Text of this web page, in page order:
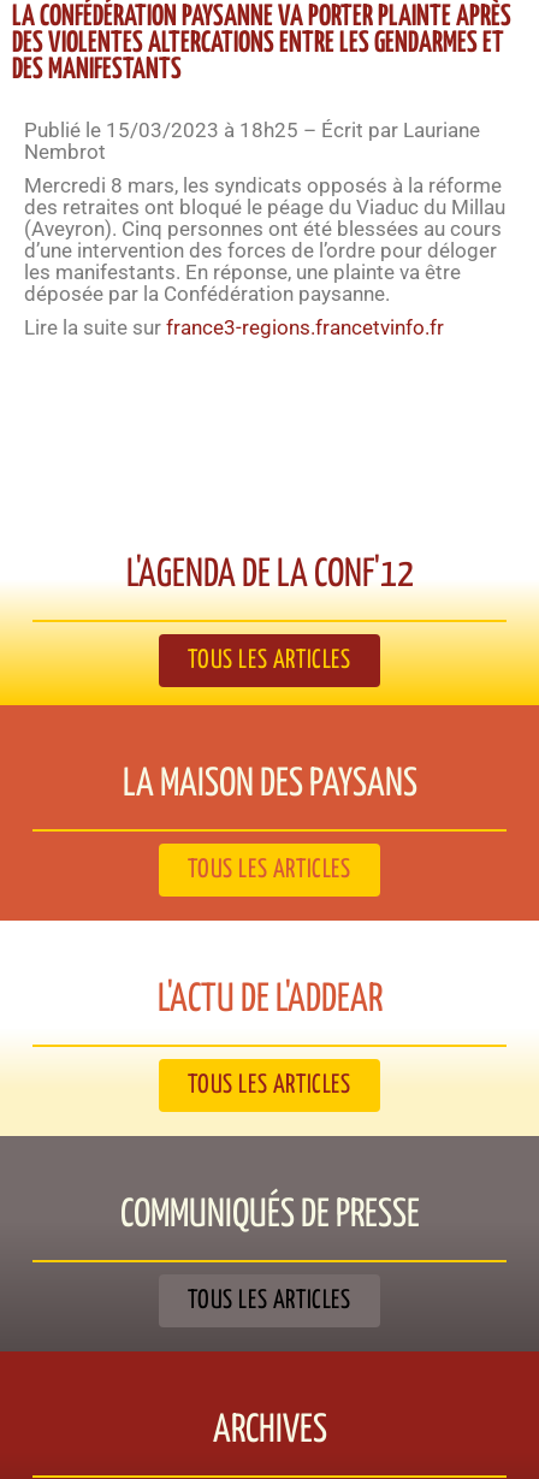
LA CONFÉDÉRATION PAYSANNE VA PORTER PLAINTE APRÈS
DES VIOLENTES ALTERCATIONS ENTRE LES GENDARMES ET
DES MANIFESTANTS
Publié le 15/03/2023 à 18h25 – Écrit par Lauriane
Nembrot
Mercredi 8 mars, les syndicats opposés à la réforme
des retraites ont bloqué le péage du Viaduc du Millau
(Aveyron). Cinq personnes ont été blessées au cours
d’une intervention des forces de l’ordre pour déloger
les manifestants. En réponse, une plainte va être
déposée par la Confédération paysanne.
Lire la suite sur france3-regions.francetvinfo.fr
L'AGENDA DE LA CONF'12​
TOUS LES ARTICLES
LA MAISON DES PAYSANS​
TOUS LES ARTICLES
L'ACTU DE L'ADDEAR​
TOUS LES ARTICLES
COMMUNIQUÉS DE PRESSE​
TOUS LES ARTICLES
ARCHIVES